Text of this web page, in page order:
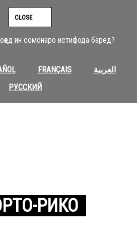
ин сомонаро истифода баред?
FRANÇAIS
العربية
РУССКИЙ
CLOSE
РИКО